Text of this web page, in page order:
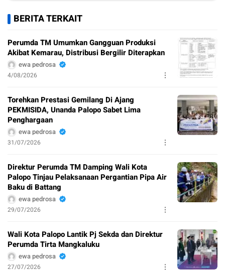
BERITA TERKAIT
Perumda TM Umumkan Gangguan Produksi
Akibat Kemarau, Distribusi Bergilir Diterapkan
ewa pedrosa
4/08/2026
Torehkan Prestasi Gemilang Di Ajang
PEKMISIDA, Unanda Palopo Sabet Lima
Penghargaan
ewa pedrosa
31/07/2026
Direktur Perumda TM Damping Wali Kota
Palopo Tinjau Pelaksanaan Pergantian Pipa Air
Baku di Battang
ewa pedrosa
29/07/2026
Wali Kota Palopo Lantik Pj Sekda dan Direktur
Perumda Tirta Mangkaluku
ewa pedrosa
27/07/2026